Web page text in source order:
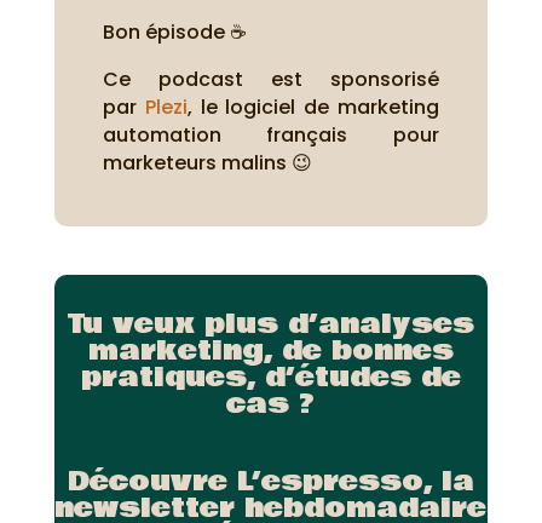
Bon épisode ☕
Ce podcast est sponsorisé
par Plezi, le logiciel de marketing
automation français pour
marketeurs malins 😉
Tu veux plus d’analyses
marketing, de bonnes
pratiques, d’études de
cas ?
Découvre L’espresso, la
newsletter hebdomadaire